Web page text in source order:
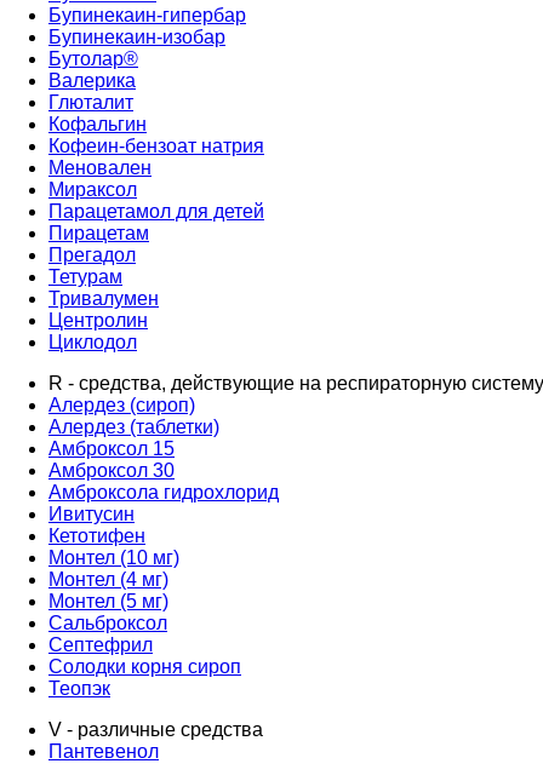
Бупинекаин-гипербар
Бупинекаин-изобар
Бутолар®
Валерика
Глюталит
Кофальгин
Кофеин-бензоат натрия
Меновален
Мираксол
Парацетамол для детей
Пирацетам
Прегадол
Тетурам
Тривалумен
Центролин
Циклодол
R - средства, действующие на респираторную систему
Алердез (сироп)
Алердез (таблетки)
Амброксол 15
Амброксол 30
Амброксола гидрохлорид
Ивитусин
Кетотифен
Монтел (10 мг)
Монтел (4 мг)
Монтел (5 мг)
Сальброксол
Септефрил
Солодки корня сироп
Теопэк
V - различные средства
Пантевенол